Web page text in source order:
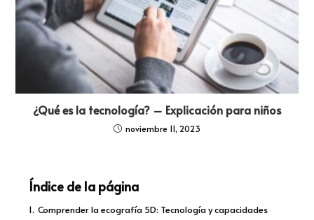
¿Qué es la tecnología? – Explicación para niños
noviembre 11, 2023
Índice de la página
1. Comprender la ecografía 5D: Tecnología y capacidades